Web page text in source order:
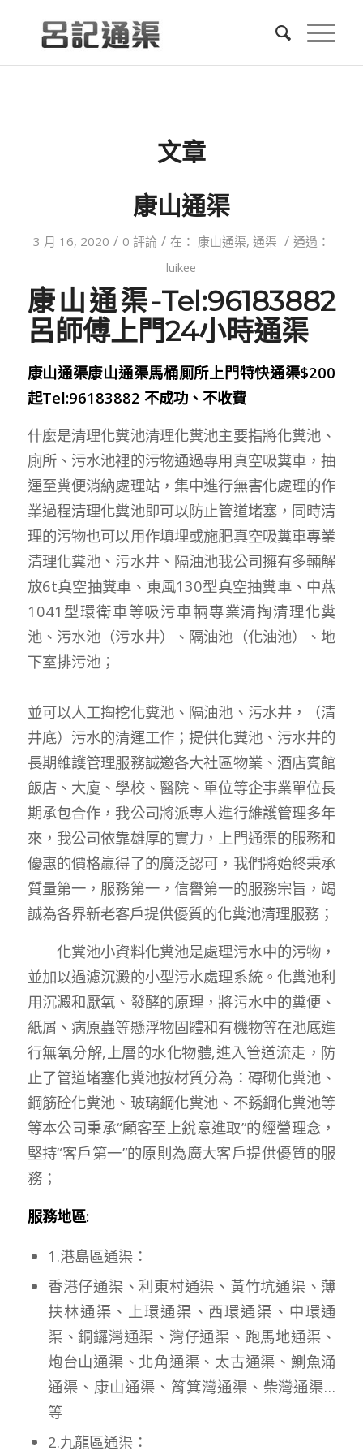
文章
康山通渠
3 月 16, 2020 / 0 評論 / 在： 康山通渠, 通渠 / 通過：
luikee
康山通渠-Tel:96183882
呂師傅上門24小時通渠
康山通渠康山通渠馬桶厠所上門特快通渠$200
起Tel:96183882 不成功、不收費
什麼是清理化糞池清理化糞池主要指將化糞池、
廁所、污水池裡的污物通過專用真空吸糞車，抽
運至糞便消納處理站，集中進行無害化處理的作
業過程清理化糞池即可以防止管道堵塞，同時清
理的污物也可以用作填埋或施肥真空吸糞車專業
清理化糞池、污水井、隔油池我公司擁有多輛解
放6t真空抽糞車、東風130型真空抽糞車、中燕
1041型環衛車等吸污車輛專業清掏清理化糞
池、污水池（污水井）、隔油池（化油池）、地
下室排污池；
並可以人工掏挖化糞池、隔油池、污水井，（清
井底）污水的清運工作；提供化糞池、污水井的
長期維護管理服務誠邀各大社區物業、酒店賓館
飯店、大廈、學校、醫院、單位等企事業單位長
期承包合作，我公司將派專人進行維護管理多年
來，我公司依靠雄厚的實力，上門通渠的服務和
優惠的價格贏得了的廣泛認可，我們將始終秉承
質量第一，服務第一，信譽第一的服務宗旨，竭
誠為各界新老客戶提供優質的化糞池清理服務；
化糞池小資料化糞池是處理污水中的污物，
並加以過濾沉澱的小型污水處理系統。化糞池利
用沉澱和厭氧、發酵的原理，將污水中的糞便、
紙屑、病原蟲等懸浮物固體和有機物等在池底進
行無氧分解,上層的水化物體,進入管道流走，防
止了管道堵塞化糞池按材質分為：磚砌化糞池、
鋼筋砼化糞池、玻璃鋼化糞池、不銹鋼化糞池等
等本公司秉承“顧客至上銳意進取”的經營理念，
堅持“客戶第一”的原則為廣大客戶提供優質的服
務；
服務地區:
1.港島區通渠：
香港仔通渠、利東村通渠、黃竹坑通渠、薄
扶林通渠、上環通渠、西環通渠、中環通
渠、銅鑼灣通渠、灣仔通渠、跑馬地通渠、
炮台山通渠、北角通渠、太古通渠、鰂魚涌
通渠、康山通渠、筲箕灣通渠、柴灣通渠…
等
2.九龍區通渠：